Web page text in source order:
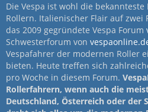
Die Vespa ist wohl die
Rollern. Italienischer Flair auf zwei
das 2009 gegründete Vespa Forum
Schwesterforum von
Vespafahrer der modernen Roller
bieten. Heute treffen sich
pro Woche in diesem Forum.
Rollerfahrern, wenn auch die
Deutschland, Österreich oder der